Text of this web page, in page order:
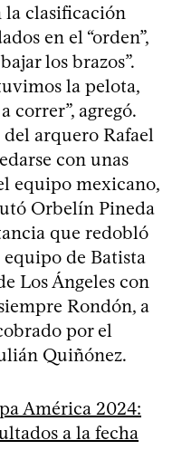
la clasificación
en el “orden”,
los brazos”.
la pelota,
correr”, agregó.
arquero Rafael
con unas
equipo mexicano,
Orbelín Pineda
que redobló
de Batista
Los Ángeles con
Rondón, a
por el
Quiñónez.
América 2024:
a la fecha